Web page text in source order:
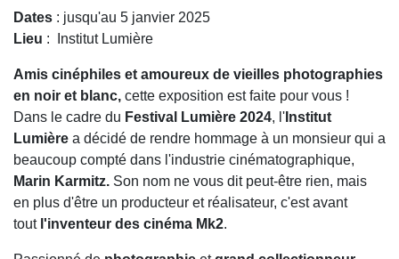
Dates : jusqu'au 5 janvier 2025
Lieu : Institut Lumière
Amis cinéphiles et amoureux de vieilles photographies
en noir et blanc, cette exposition est faite pour vous !
Dans le cadre du Festival Lumière 2024, l' Institut
Lumière a décidé de rendre hommage à un monsieur qui a
beaucoup compté dans l'industrie cinématographique,
Marin Karmitz. Son nom ne vous dit peut-être rien, mais
en plus d'être un producteur et réalisateur, c'est avant
tout l'inventeur des cinéma Mk2.